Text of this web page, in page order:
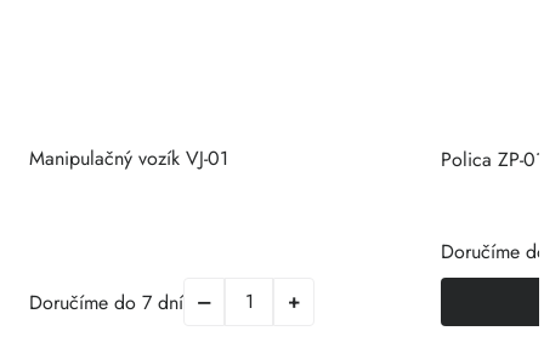
Manipulačný vozík VJ-01
Doručíme do 7 dní
Polica ZP-01
Doručíme